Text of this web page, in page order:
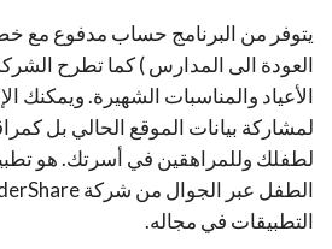
العودة الى المدارس ) كما تطرح
الأعياد والمناسبات الشهيرة. ويمكنك
لمشاركة بيانات الموقع الحالي بل
لطفلك وللمراهقين في أسرتك. هو
التطبيقات في مجاله.